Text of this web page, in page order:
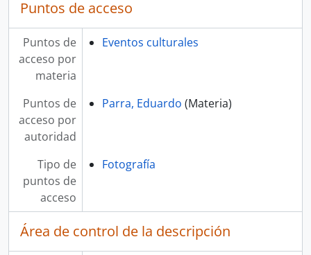
Puntos de acceso
Puntos de
acceso por
materia
Eventos culturales
Puntos de
acceso por
autoridad
Parra, Eduardo (Materia)
Tipo de
puntos de
acceso
Fotografía
Área de control de la descripción